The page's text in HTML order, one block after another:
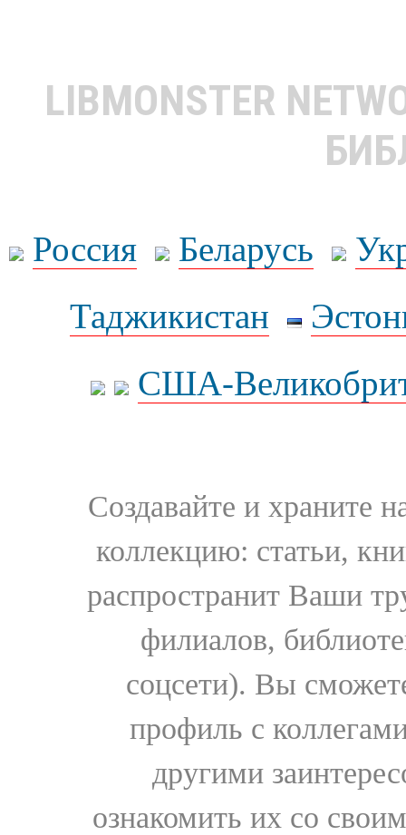
LIBMONSTER
Россия Беларусь
Таджикистан
США-
Создавайте и храните
коллекцию: статьи,
распространит Ваши
филиалов,
соцсети). Вы
профиль с
другими
ознакомить их со